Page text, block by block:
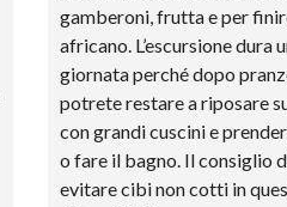
gamberoni, frutta e per
africano. L’escursione dura
giornata perché dopo
potrete restare a riposare
con grandi cuscini e
o fare il bagno. Il consiglio
evitare cibi non cotti in